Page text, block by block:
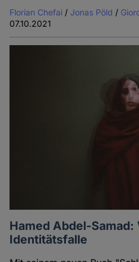
Florian Chefai / Jonas Pöld /
07.10.2021
Hamed Abdel-Samad:
Identitätsfalle